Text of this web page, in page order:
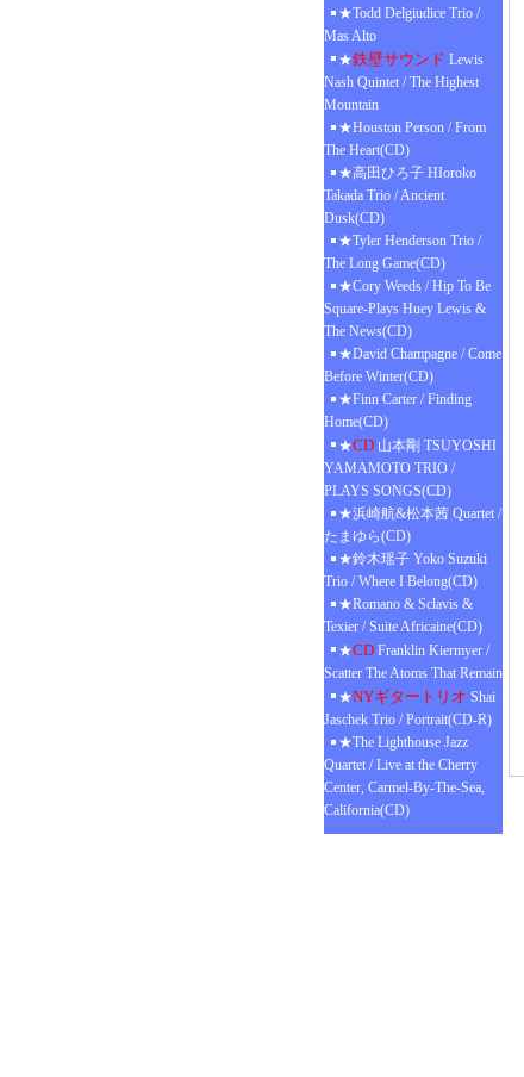
★Todd Delgiudice Trio /
Mas Alto
★鉄壁サウンド Lewis
Nash Quintet / The Highest
Mountain
★Houston Person / From
The Heart(CD)
★高田ひろ子 HIoroko
Takada Trio / Ancient
Dusk(CD)
★Tyler Henderson Trio /
The Long Game(CD)
★Cory Weeds / Hip To Be
Square-Plays Huey Lewis &
The News(CD)
★David Champagne / Come
Before Winter(CD)
★Finn Carter / Finding
Home(CD)
★CD 山本剛 TSUYOSHI
YAMAMOTO TRIO /
PLAYS SONGS(CD)
★浜崎航&松本茜 Quartet /
たまゆら(CD)
★鈴木瑶子 Yoko Suzuki
Trio / Where I Belong(CD)
★Romano & Sclavis &
Texier / Suite Africaine(CD)
★CD Franklin Kiermyer /
Scatter The Atoms That Remain
★NYギタートリオ Shai
Jaschek Trio / Portrait(CD-R)
★The Lighthouse Jazz
Quartet / Live at the Cherry
Center, Carmel-By-The-Sea,
California(CD)